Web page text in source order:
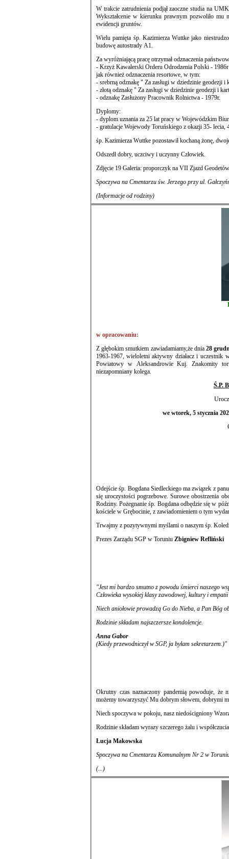
W trakcie zatrudnienia podjął zaoczne studia na
Wykształcenie w kierunku prawnym pozwoliło mu na prowadzenie i nadzorowanie wielu spraw z rozgraniczenia nieruchomości i
ewidencji gruntów.
Wielu pamięta śp. Kazimierza Wuttke jako
budowę autostrady A1.
Za wyróżniającą pracę otrzymał odznaczenia
- Krzyż Kawalerski Orderu Odrodzenia Polski - 1986r
jak również odznaczenia resortowe, w tym:
- srebrną odznakę " Za zasługi w dziedzinie geodezji
- złotą odznakę " Za zasługi w dziedzinie geodezji i
- odznakę Zasłużony Pracownik Rolnictwa - 1979r.
Dyplomy:
- gratulacje Wojewody Toruńskiego z okazji 35-
śp. Kazimierza Wuttke pozostawił kochaną żonę,
Odszedł dobry, uczciwy i uczynny Człowiek.
Zdjęcie 19 Galeria: proporczyk na VII Zjazd
Spoczywa na Cmentarzu św. Jerzego przy
(Informacje od rodziny)
w opracowaniu:
Z głębokim smutkiem zawiadamiamy,że dnia 28
1963-1967, wieloletni aktywny działacz i uczestnik wszystkich działań SGP. Wyróżniony Złotą Odznaką Honorową SGP. Geodeta
Powiatowy w Aleksandrowie Kuj. Znakomity toruński geodeta, biegły sądowy ds. geodezji, propagator etyki zawodowej,
niezapomniany kolega.
Ś.P.
we wtorek, 5 stycznia
Odejście śp. Bogdana Siedleckiego ma związek z
się uroczystości pogrzebowe. Surowe obostrzenia obowiązujące podczas takich uroczystości, nie pozwalają nawet na obecność całej
Rodziny. Pożegnanie śp. Bogdana odbędzie się w późniejszym terminie, na mszy świętej, która będzie odprawiona prawdopodobnie w
kościele w Grębocinie, z zawiadomieniem o tym
Trwajmy z pozytywnymi myślami o naszym śp.
Prezes Zarządu SGP w Toruniu Zbigniew Refliński
"Jest mi bardzo smutno z powodu śmierci naszego
Człowieka wysokiej klasy zawodowej, kultury i empatii
Niech aniołowie prowadzą Go do Nieba, a Pan Bóg
Rodzinie składam najszczersze kondolencje.
Anna Gabor
(Kiedy przewodniczył w SGP, ja byłam sekretarzem.)"
Okrutny czas naznaczony pandemią powoduje, że
możemy
Niech spoczywa w pokoju, nasz niedościgniony
Rodzinie składam wyrazy szczerego żalu i
Łucja Makowska
Spoczywa na Cmentarzu Komunalnym Nr 2 w
(...)